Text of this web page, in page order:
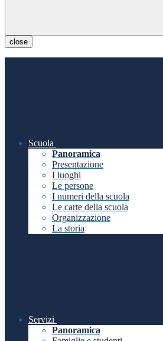
close
Scuola
Panoramica
Presentazione
I luoghi
Le persone
I numeri della scuola
Le carte della scuola
Organizzazione
La storia
Servizi
Panoramica